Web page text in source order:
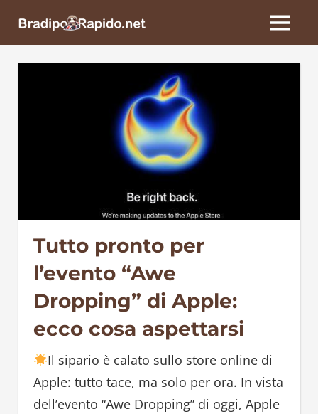
BradipoRapido.net
MENU
Tutto pronto per
l’evento “Awe
Dropping” di Apple:
ecco cosa aspettarsi
Il sipario è calato sullo store online di
Apple: tutto tace, ma solo per ora. In vista
dell’evento “Awe Dropping” di oggi, Apple